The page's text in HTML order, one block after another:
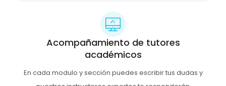
Acompañamiento de tutores
académicos
En cada modulo y sección puedes escribir tus dudas y